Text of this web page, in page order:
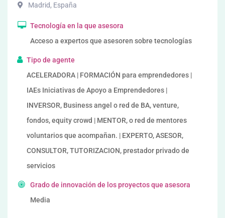
Madrid, España
Tecnología en la que asesora
Acceso a expertos que asesoren sobre tecnologías
Tipo de agente
ACELERADORA | FORMACIÓN para emprendedores |
IAEs Iniciativas de Apoyo a Emprendedores |
INVERSOR, Business angel o red de BA, venture,
fondos, equity crowd | MENTOR, o red de mentores
voluntarios que acompañan. | EXPERTO, ASESOR,
CONSULTOR, TUTORIZACION, prestador privado de
servicios
Grado de innovación de los proyectos que asesora
Media